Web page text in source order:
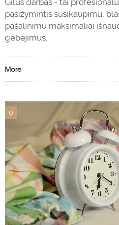
Gilus darbas - tai
pasižymintis susikaupimu,
pašalinimu maksimaliai
gebėjimus.
More
0